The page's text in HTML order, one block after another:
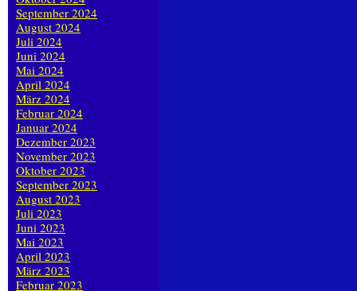
September 2024
August 2024
Juli 2024
Juni 2024
Mai 2024
April 2024
März 2024
Februar 2024
Januar 2024
Dezember 2023
November 2023
Oktober 2023
September 2023
August 2023
Juli 2023
Juni 2023
Mai 2023
April 2023
März 2023
Februar 2023